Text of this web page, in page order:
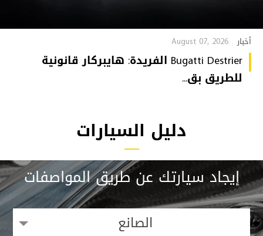
أخبار August 07, 2026
Bugatti Destrier الفريدة: هايبركار قانونية
للطريق بق...
دليل السيارات
إيجاد سيارتك عن طريق المواصفات
الصانع